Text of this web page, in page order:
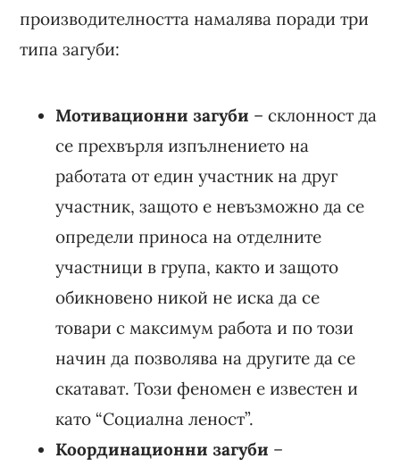
производителността намалява поради три
типа загуби:
Мотивационни загуби – склонност да
се прехвърля изпълнението на
работата от един участник на друг
участник, защото е невъзможно да се
определи приноса на отделните
участници в група, както и защото
обикновено никой не иска да се
товари с максимум работа и по този
начин да позволява на другите да се
скатават. Този феномен е известен и
като “Социална леност”.
Координационни загуби –